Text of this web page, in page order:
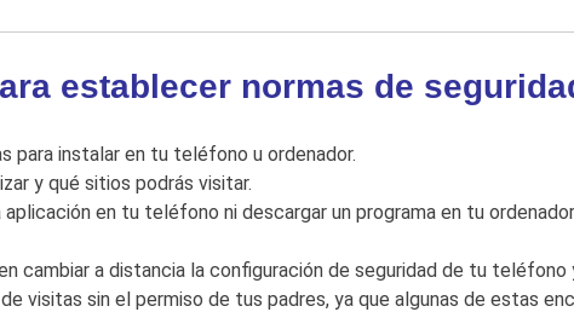
establecer normas de
para instalar en tu teléfono u ordenador.
y qué sitios podrás visitar.
aplicación en tu teléfono ni descargar un programa en tu
cambiar a distancia la configuración de seguridad de tu teléfono
visitas sin el permiso de tus padres, ya que algunas de estas